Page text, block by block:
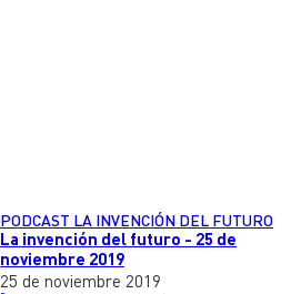
PODCAST LA INVENCIÓN DEL FUTURO
La invención del futuro - 25 de
noviembre 2019
25 de noviembre 2019